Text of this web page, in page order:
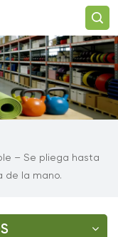
– Se pliega hasta
de la mano.